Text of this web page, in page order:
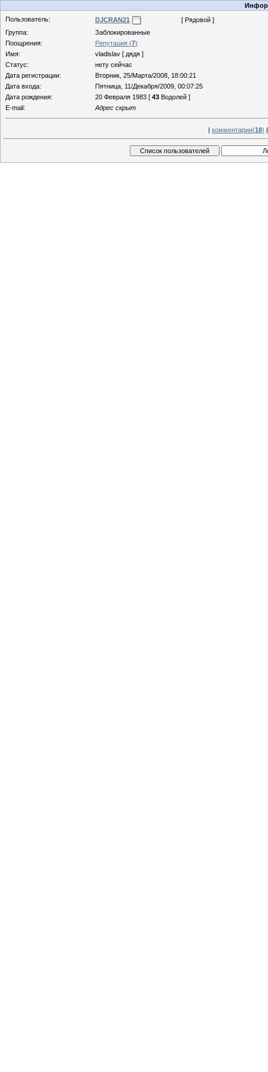
Пользователь:
DJCRAN21
[ Рядовой ]
Группа:
Заблокированные
Поощрения:
Репутация (7)
Имя:
vladislav [ дядя ]
Статус:
нету сейчас
Дата регистрации:
Вторник, 25/Марта/2008, 18:00:21
Дата входа:
Пятница, 11/Декабря/2009, 00:07:25
Дата рождения:
20 Февраля 1983 [ 43 Водолей ]
E-mail:
Адрес скрыт
| комментарии(18)